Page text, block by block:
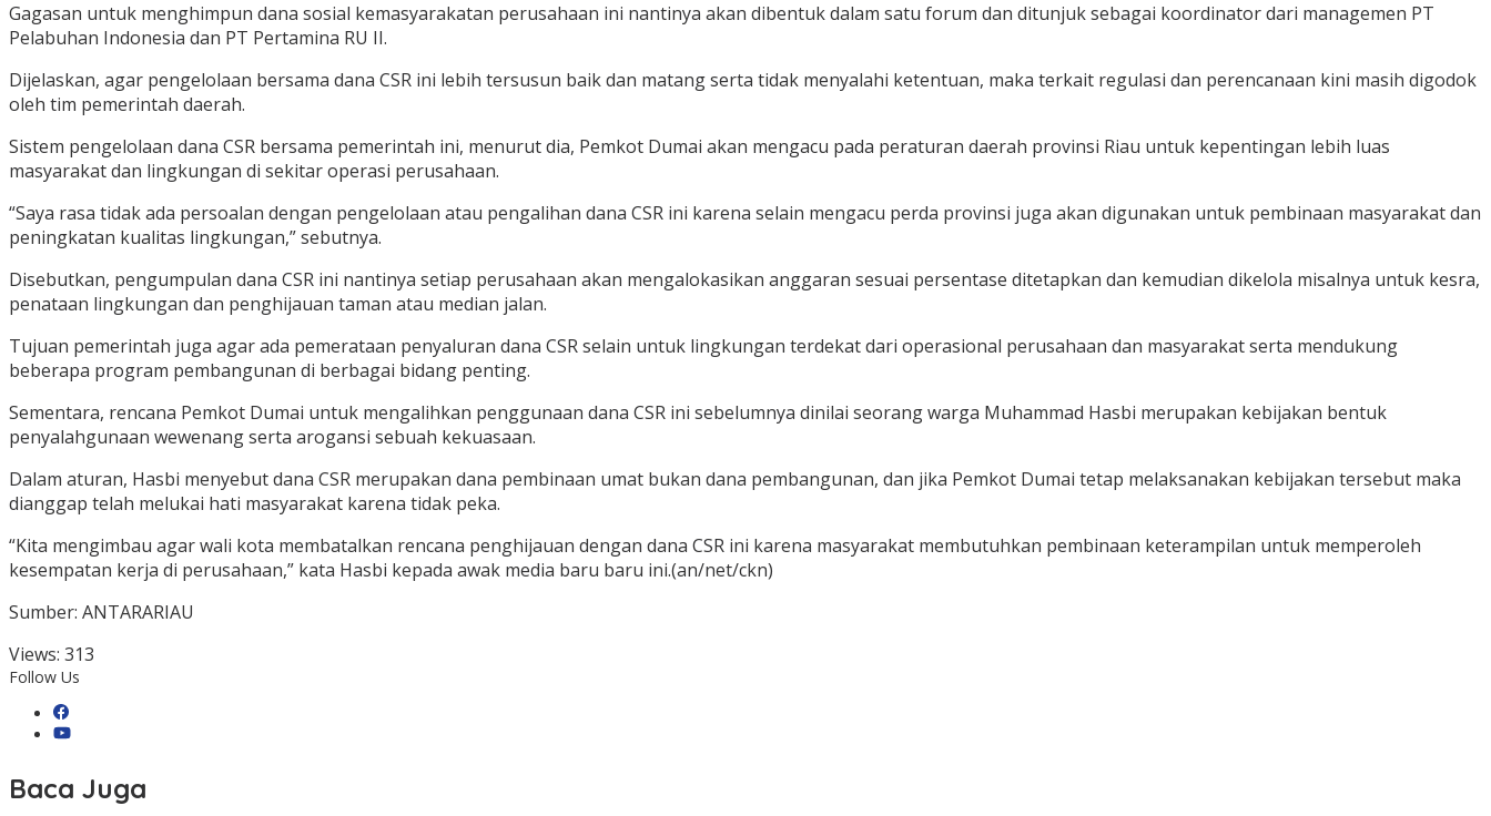
Gagasan untuk menghimpun dana sosial kemasyarakatan perusahaan ini nantinya akan dibentuk dalam satu forum dan ditunjuk sebagai koordinator dari managemen PT
Pelabuhan Indonesia dan PT Pertamina RU II.
Dijelaskan, agar pengelolaan bersama dana CSR ini lebih tersusun baik dan matang serta tidak menyalahi ketentuan, maka terkait regulasi dan perencanaan kini masih digodok
oleh tim pemerintah daerah.
Sistem pengelolaan dana CSR bersama pemerintah ini, menurut dia, Pemkot Dumai akan mengacu pada peraturan daerah provinsi Riau untuk kepentingan lebih luas
masyarakat dan lingkungan di sekitar operasi perusahaan.
“Saya rasa tidak ada persoalan dengan pengelolaan atau pengalihan dana CSR ini karena selain mengacu perda provinsi juga akan digunakan untuk pembinaan masyarakat dan
peningkatan kualitas lingkungan,” sebutnya.
Disebutkan, pengumpulan dana CSR ini nantinya setiap perusahaan akan mengalokasikan anggaran sesuai persentase ditetapkan dan kemudian dikelola misalnya untuk kesra,
penataan lingkungan dan penghijauan taman atau median jalan.
Tujuan pemerintah juga agar ada pemerataan penyaluran dana CSR selain untuk lingkungan terdekat dari operasional perusahaan dan masyarakat serta mendukung
beberapa program pembangunan di berbagai bidang penting.
Sementara, rencana Pemkot Dumai untuk mengalihkan penggunaan dana CSR ini sebelumnya dinilai seorang warga Muhammad Hasbi merupakan kebijakan bentuk
penyalahgunaan wewenang serta arogansi sebuah kekuasaan.
Dalam aturan, Hasbi menyebut dana CSR merupakan dana pembinaan umat bukan dana pembangunan, dan jika Pemkot Dumai tetap melaksanakan kebijakan tersebut maka
dianggap telah melukai hati masyarakat karena tidak peka.
“Kita mengimbau agar wali kota membatalkan rencana penghijauan dengan dana CSR ini karena masyarakat membutuhkan pembinaan keterampilan untuk memperoleh
kesempatan kerja di perusahaan,” kata Hasbi kepada awak media baru baru ini.(an/net/ckn)
Sumber: ANTARARIAU
Views: 313
Follow Us
Baca Juga